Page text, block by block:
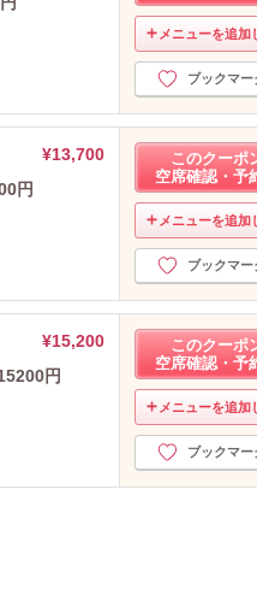
メニューを追加
ブックマー
¥13,700
円
このクーポ
空席確認・予
メニューを追加
ブックマー
¥15,200
円
このクーポ
空席確認・予
メニューを追加
ブックマー